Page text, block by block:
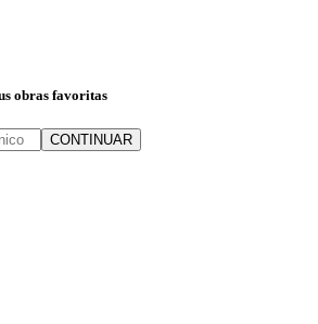
obras favoritas
CONTINUAR